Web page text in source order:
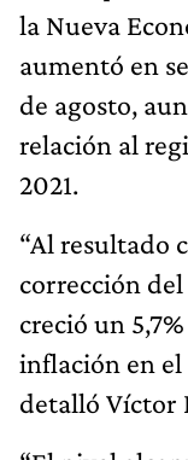
la Nueva
aumentó en
de agosto,
relación al
2021.
“Al resultado
corrección
creció un
inflación en el
detalló Víctor